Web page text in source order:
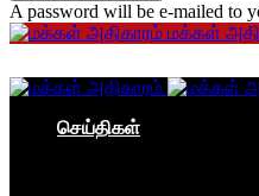
A password will be e-mailed to
மக்கள்
செய்திகள்